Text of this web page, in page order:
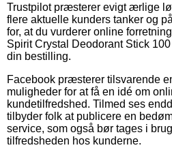
Trustpilot præsterer evigt ærlige
flere aktuelle kunders tanker og
for, at du vurderer online
Spirit Crystal Deodorant Stick
din bestilling.
Facebook præsterer tilsvarende
muligheder for at få en idé om
kundetilfredshed. Tilmed ses
tilbyder folk at publicere en
service, som også bør tages i
tilfredsheden hos kunderne.